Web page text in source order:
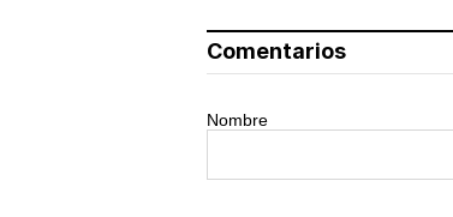
Comentarios
Nombre